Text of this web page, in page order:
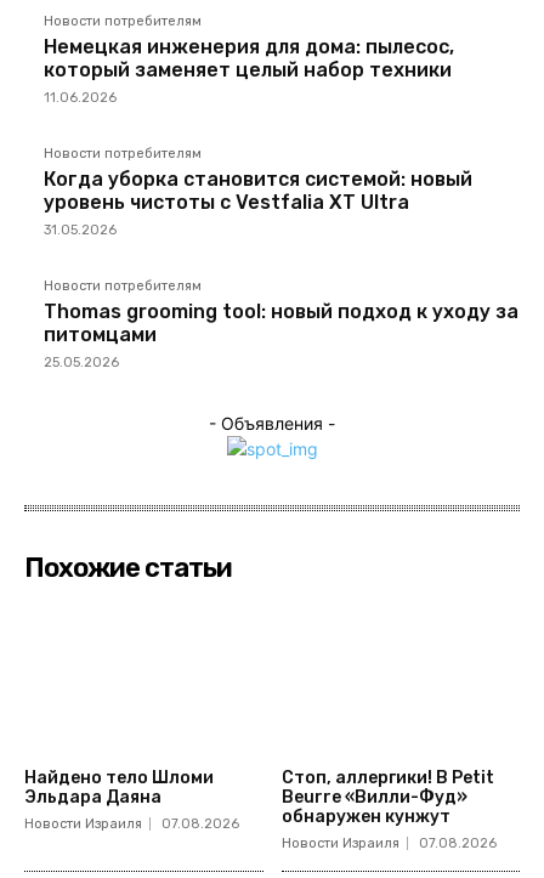
Новости потребителям
Немецкая инженерия для дома: пылесос,
который заменяет целый набор техники
11.06.2026
Новости потребителям
Когда уборка становится системой: новый
уровень чистоты с Vestfalia XT Ultra
31.05.2026
Новости потребителям
Thomas grooming tool: новый подход к уходу за
питомцами
25.05.2026
- Объявления -
Похожие статьи
Найдено тело Шломи
Эльдара Даяна
Новости Израиля 07.08.2026
Стоп, аллергики! В Petit
Beurre «Вилли-Фуд»
обнаружен кунжут
Новости Израиля 07.08.2026